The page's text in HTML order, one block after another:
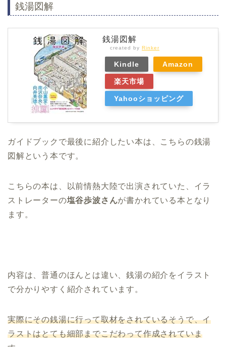
銭湯図解
銭湯図解
created by Rinker
Kindle Amazon
楽天市場
Yahooショッピング
ガイドブックで最後に紹介したい本は、こちらの銭湯
図解という本です。
こちらの本は、以前情熱大陸で出演されていた、イラ
ストレーターの塩谷歩波さんが書かれている本となり
ます。
内容は、普通のほんとは違い、銭湯の紹介をイラスト
で分かりやすく紹介されています。
実際にその銭湯に行って取材をされているそうで、イ
ラストはとても細部までこだわって作成されていま